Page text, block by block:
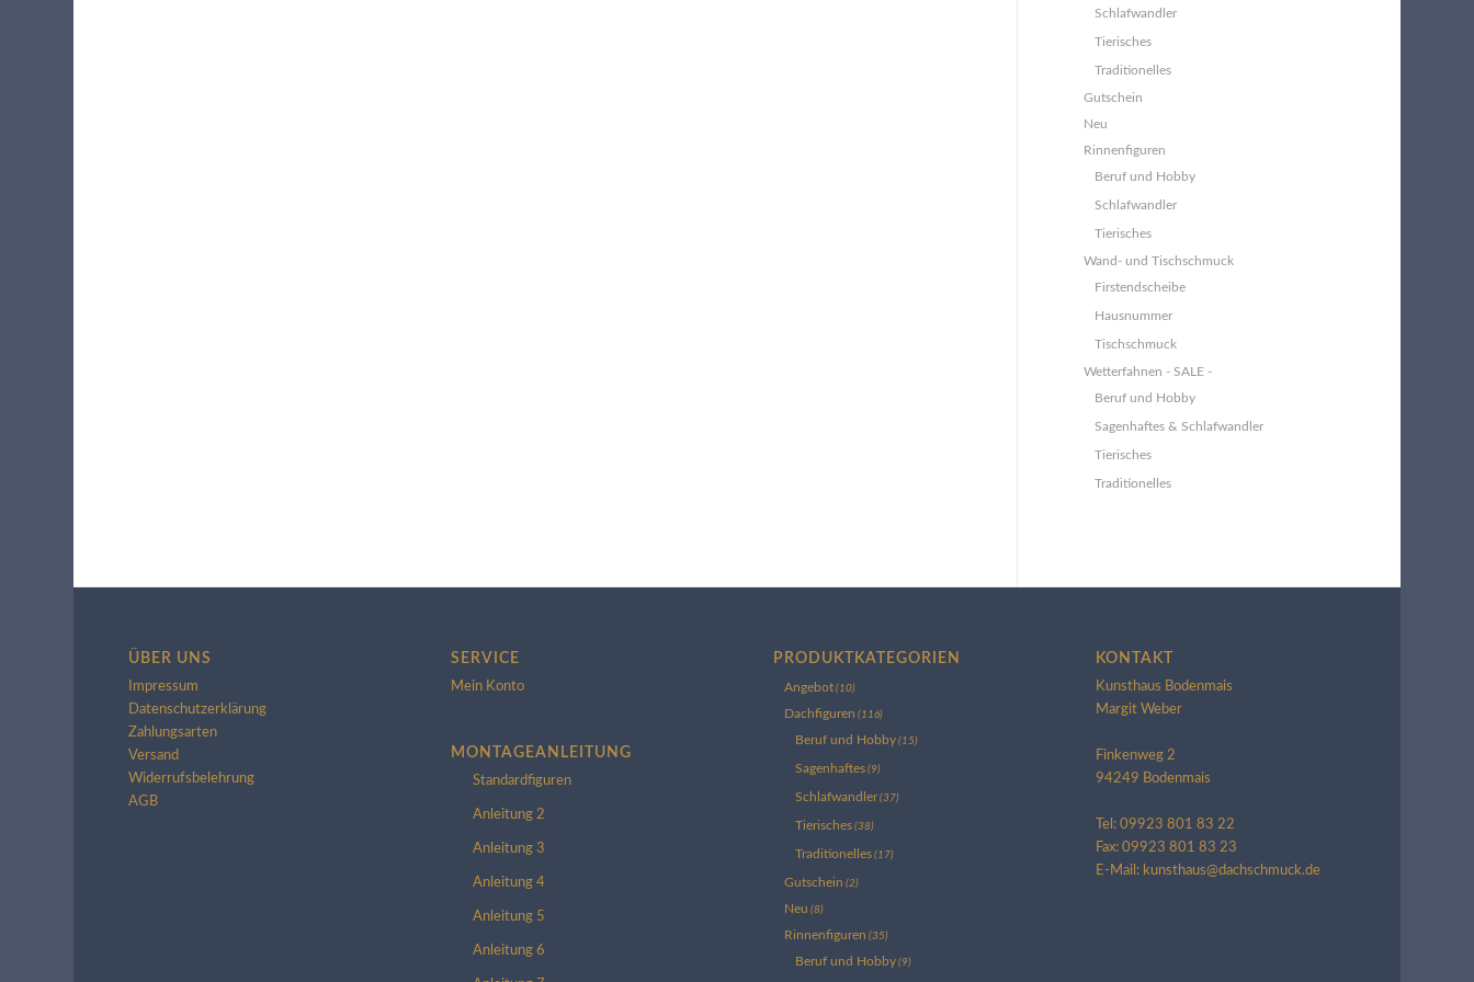
Schlafwandler
Tierisches
Traditionelles
Gutschein
Neu
Rinnenfiguren
Beruf und Hobby
Schlafwandler
Tierisches
Wand- und Tischschmuck
Firstendscheibe
Hausnummer
Tischschmuck
Wetterfahnen - SALE -
Beruf und Hobby
Sagenhaftes & Schlafwandler
Tierisches
Traditionelles
ÜBER UNS
Impressum
Datenschutzerklärung
Zahlungsarten
Versand
Widerrufsbelehrung
AGB
SERVICE
Mein Konto
MONTAGEANLEITUNG
Standardfiguren
Anleitung 2
Anleitung 3
Anleitung 4
Anleitung 5
Anleitung 6
PRODUKTKATEGORIEN
Angebot (10)
Dachfiguren (116)
Beruf und Hobby (15)
Sagenhaftes (9)
Schlafwandler (37)
Tierisches (38)
Traditionelles (17)
Gutschein (2)
Neu (8)
Rinnenfiguren (35)
Beruf und Hobby (9)
KONTAKT
Kunsthaus Bodenmais
Margit Weber
Finkenweg 2
94249 Bodenmais
Tel: 09923 801 83 22
Fax: 09923 801 83 23
E-Mail: kunsthaus@dachschmuck.de